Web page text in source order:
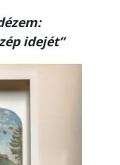
idejét”